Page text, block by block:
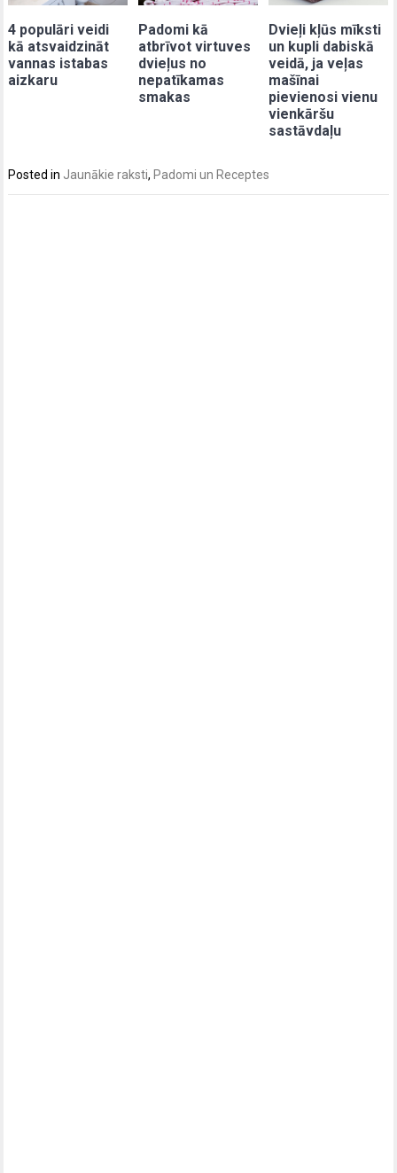
4 populāri veidi
kā atsvaidzināt
vannas istabas
aizkaru
Padomi kā
atbrīvot virtuves
dvieļus no
nepatīkamas
smakas
Dvieļi kļūs mīksti
un kupli dabiskā
veidā, ja veļas
mašīnai
pievienosi vienu
vienkāršu
sastāvdaļu
Posted in Jaunākie raksti, Padomi un Receptes